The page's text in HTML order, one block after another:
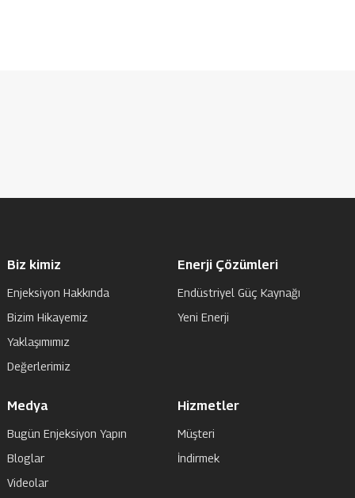
Biz kimiz
Enjeksiyon Hakkında
Bizim Hikayemiz
Yaklaşımımız
Değerlerimiz
Enerji Çözümleri
Endüstriyel Güç Kaynağı
Yeni Enerji
Medya
Bugün Enjeksiyon Yapın
Bloglar
Videolar
Hizmetler
Müşteri
İndirmek